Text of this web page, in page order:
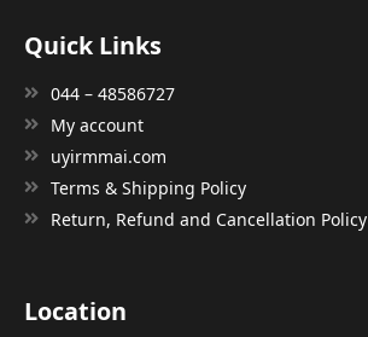
Quick Links
044 – 48586727
My account
uyirmmai.com
Terms & Shipping Policy
Return, Refund and Cancellation Policy
Location